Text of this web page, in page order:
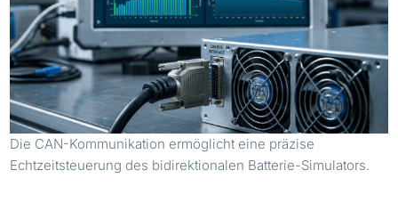
Die CAN-Kommunikation ermöglicht eine präzise
Echtzeitsteuerung des bidirektionalen Batterie-Simulators.